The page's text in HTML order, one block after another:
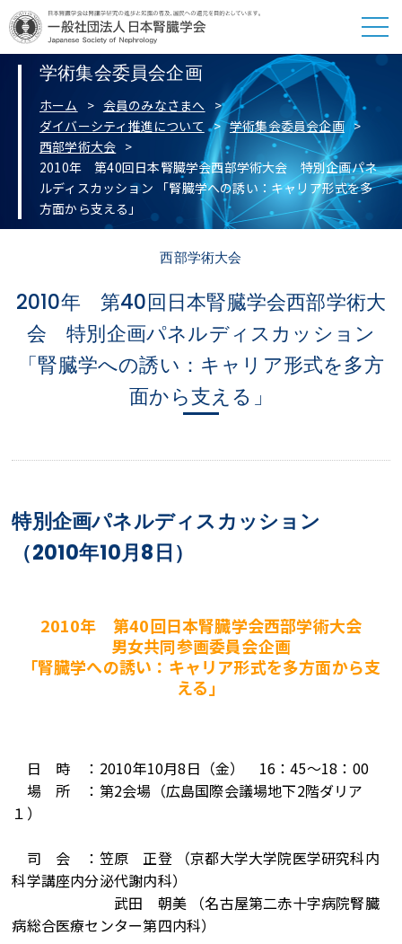
学術集会委員会企画
ホーム
会員のみなさまへ
ダイバーシティ推進について
学術集会委員会企画
西部学術大会
2010年 第40回日本腎臓学会西部学術大会 特別企画パネ
ルディスカッション 「腎臓学への誘い：キャリア形式を多
方面から支える」
西部学術大会
2010年 第40回日本腎臓学会西部学術大
会 特別企画パネルディスカッション
「腎臓学への誘い：キャリア形式を多方
面から支える」
特別企画パネルディスカッション
（2010年10月8日）
2010年 第40回日本腎臓学会西部学術大会
男女共同参画委員会企画
「腎臓学への誘い：キャリア形式を多方面から支
える」
日 時 ：2010年10月8日（金） 16：45～18：00
場 所 ：第2会場（広島国際会議場地下2階ダリア
１）
司 会 ：笠原 正登 （京都大学大学院医学研究科内
科学講座内分泌代謝内科）
武田 朝美 （名古屋第二赤十字病院腎臓
病総合医療センター第四内科）